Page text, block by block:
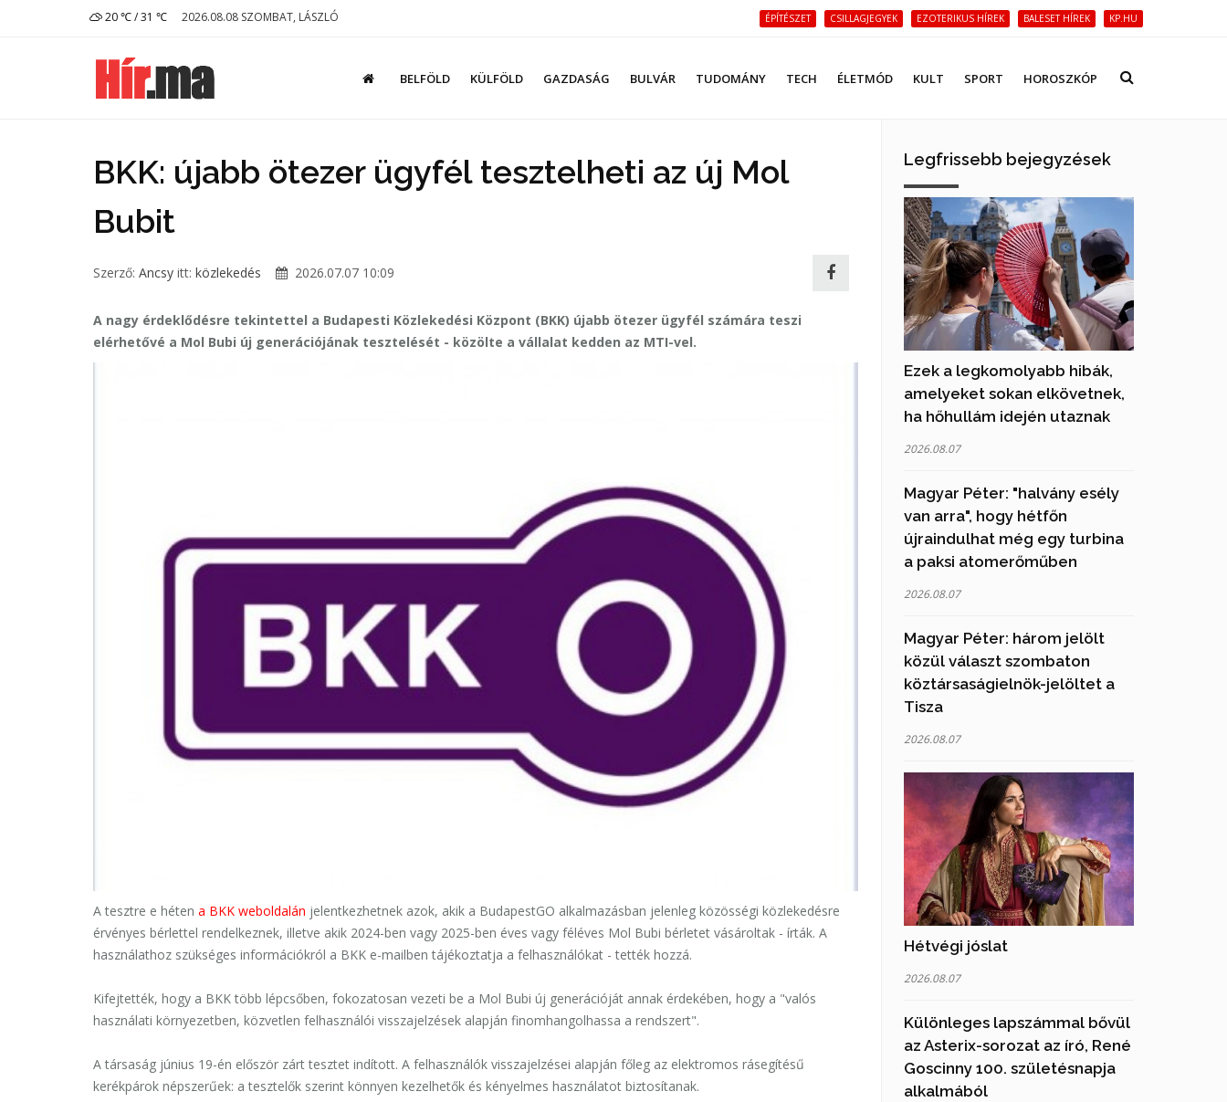
20 ℃ / 31 ℃ 2026.08.08 SZOMBAT, LÁSZLÓ ÉPÍTÉSZET CSILLAGJEGYEK EZOTERIKUS HÍREK BALESET HÍREK KP.HU
BELFÖLD KÜLFÖLD GAZDASÁG BULVÁR TUDOMÁNY TECH ÉLETMÓD KULT SPORT HOROSZKÓP
BKK: újabb ötezer ügyfél tesztelheti az új Mol
Bubit
Szerző: Ancsy itt: közlekedés 2026.07.07 10:09
A nagy érdeklődésre tekintettel a Budapesti Közlekedési Központ (BKK) újabb ötezer ügyfél számára teszi
elérhetővé a Mol Bubi új generációjának tesztelését - közölte a vállalat kedden az MTI-vel.
A tesztre e héten a BKK weboldalán jelentkezhetnek azok, akik a BudapestGO alkalmazásban jelenleg közösségi közlekedésre
érvényes bérlettel rendelkeznek, illetve akik 2024-ben vagy 2025-ben éves vagy féléves Mol Bubi bérletet vásároltak - írták. A
használathoz szükséges információkról a BKK e-mailben tájékoztatja a felhasználókat - tették hozzá.
Kifejtették, hogy a BKK több lépcsőben, fokozatosan vezeti be a Mol Bubi új generációját annak érdekében, hogy a "valós
használati környezetben, közvetlen felhasználói visszajelzések alapján finomhangolhassa a rendszert".
A társaság június 19-én először zárt tesztet indított. A felhasználók visszajelzései alapján főleg az elektromos rásegítésű
kerékpárok népszerűek: a tesztelők szerint könnyen kezelhetők és kényelmes használatot biztosítanak.
Legfrissebb bejegyzések
Ezek a legkomolyabb hibák,
amelyeket sokan elkövetnek,
ha hőhullám idején utaznak
2026.08.07
Magyar Péter: "halvány esély
van arra", hogy hétfőn
újraindulhat még egy turbina
a paksi atomerőműben
2026.08.07
Magyar Péter: három jelölt
közül választ szombaton
köztársaságielnök-jelöltet a
Tisza
2026.08.07
Hétvégi jóslat
2026.08.07
Különleges lapszámmal bővül
az Asterix-sorozat az író, René
Goscinny 100. születésnapja
alkalmából